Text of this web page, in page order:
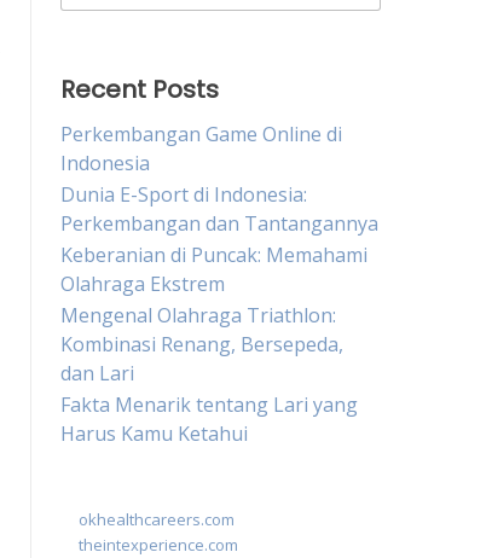
for:
Recent Posts
Perkembangan Game Online di
Indonesia
Dunia E-Sport di Indonesia:
Perkembangan dan Tantangannya
Keberanian di Puncak: Memahami
Olahraga Ekstrem
Mengenal Olahraga Triathlon:
Kombinasi Renang, Bersepeda,
dan Lari
Fakta Menarik tentang Lari yang
Harus Kamu Ketahui
okhealthcareers.com
theintexperience.com